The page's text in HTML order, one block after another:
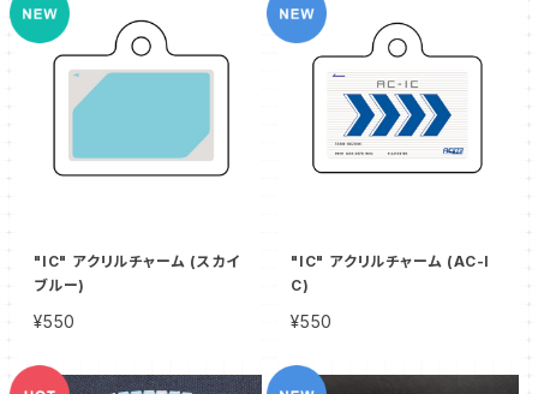
"IC" アクリルチャーム (スカイ
ブルー)
¥550
"IC" アクリルチャーム (AC-I
C)
¥550